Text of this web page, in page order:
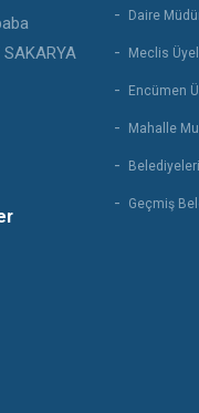
Daire
Meclis
Encümen
Mahalle
Geçmiş